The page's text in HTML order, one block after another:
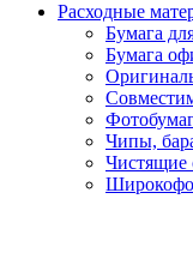
Расходные
Бумага
Бумага
Чипы,
Чистящие